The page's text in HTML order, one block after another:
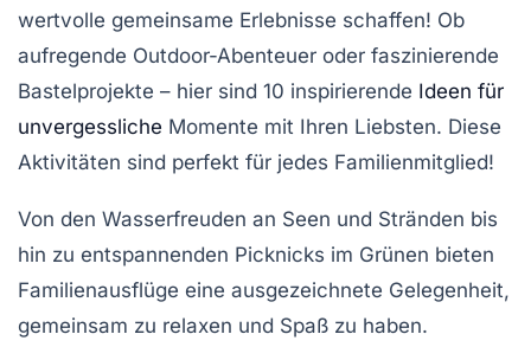
wertvolle gemeinsame Erlebnisse schaffen! Ob
aufregende Outdoor-Abenteuer oder faszinierende
Bastelprojekte – hier sind 10 inspirierende Ideen für
unvergessliche Momente mit Ihren Liebsten. Diese
Aktivitäten sind perfekt für jedes Familienmitglied!
Von den Wasserfreuden an Seen und Stränden bis
hin zu entspannenden Picknicks im Grünen bieten
Familienausflüge eine ausgezeichnete Gelegenheit,
gemeinsam zu relaxen und Spaß zu haben.